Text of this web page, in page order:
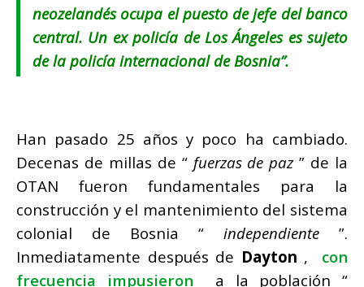
neozelandés ocupa el puesto de jefe del banco
central. Un ex policía de Los Ángeles es sujeto
de la policía internacional de Bosnia”.
Han pasado 25 años y poco ha cambiado.
Decenas de millas de “ fuerzas de paz ” de la
OTAN fueron fundamentales para la
construcción y el mantenimiento del sistema
colonial de Bosnia “ independiente ”.
Inmediatamente después de Dayton , con
frecuencia impusieron a la población “